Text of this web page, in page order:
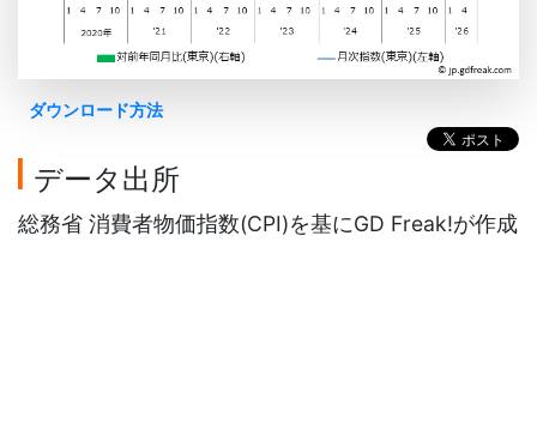
ダウンロード方法
データ出所
総務省 消費者物価指数(CPI)を基にGD Freak!が作成